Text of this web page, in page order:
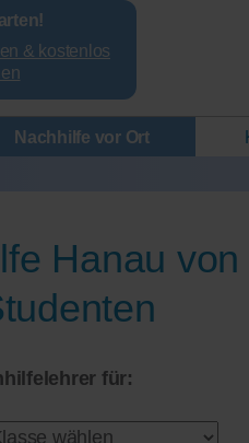
& kostenlos
Nachhilfe vor Ort
Hanau von
für: